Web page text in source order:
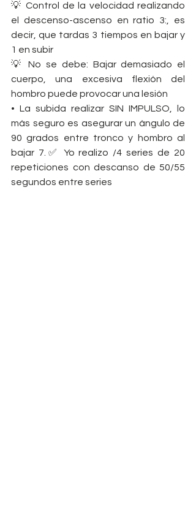
💡 Control de la velocidad realizando
el descenso-ascenso en ratio 3:, es
decir, que tardas 3 tiempos en bajar y
1 en subir
💡 No se debe: Bajar demasiado el
cuerpo, una excesiva flexión del
hombro puede provocar una lesión
• La subida realizar SIN IMPULSO, lo
más seguro es asegurar un ángulo de
90 grados entre tronco y hombro al
bajar 7.✅ Yo realizo /4 series de 20
repeticiones con descanso de 50/55
segundos entre series